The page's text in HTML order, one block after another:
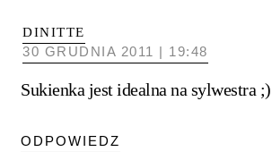
DINITTE
30 GRUDNIA 2011 | 19:48
Sukienka jest idealna na sylwestra ;)
ODPOWIEDZ